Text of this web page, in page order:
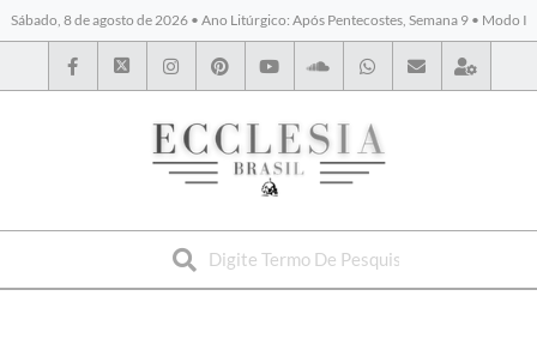
Sábado, 8 de agosto de 2026 • Ano Litúrgico: Após Pentecostes, Semana 9 • Modo I
BYBLOS